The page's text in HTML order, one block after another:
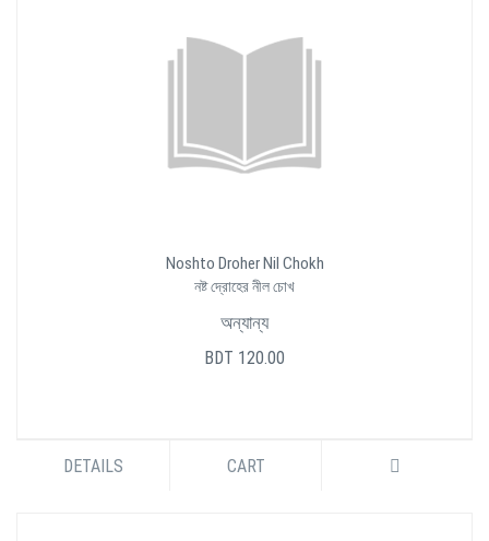
Noshto Droher Nil Chokh
নষ্ট দ্রোহের নীল চোখ
অন্যান্য
BDT 120.00
DETAILS CART